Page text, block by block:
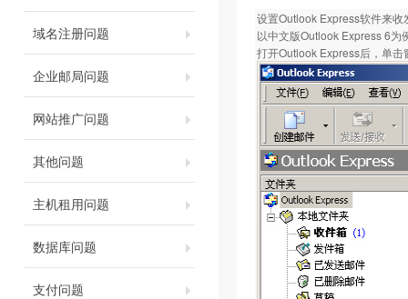
域名注册问题
企业邮局问题
网站推广问题
其他问题
主机租用问题
数据库问题
支付问题
设置Outlook Express软件来收
以中文版Outlook Express 6为
打开Outlook Express后，单击